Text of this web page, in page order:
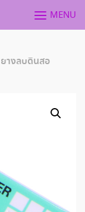
MENU
ยางลบดินสอ